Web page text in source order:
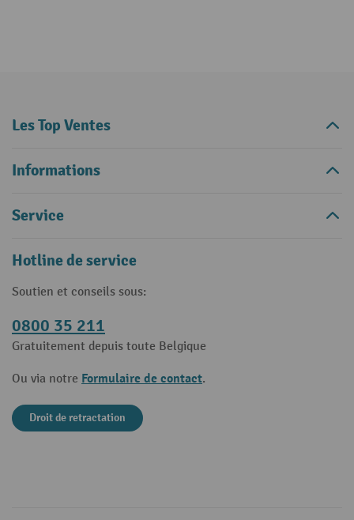
Les Top Ventes
Informations
Service
Hotline de service
Soutien et conseils sous:
0800 35 211
Gratuitement depuis toute Belgique
Ou via notre Formulaire de contact.
Droit de retractation